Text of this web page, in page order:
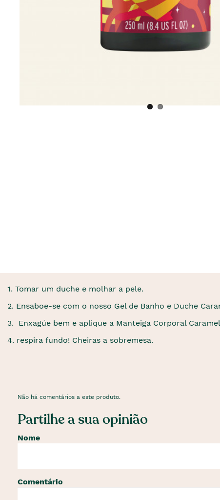
1. Tomar um duche e molhar a pele.
2. Ensaboe-se com o nosso Gel de Banho e Duche
3. Enxagúe bem e aplique a Manteiga Corporal
4. respira fundo! Cheiras a sobremesa.
Não há comentários a este produto.
Partilhe a sua opinião
Nome
Comentário